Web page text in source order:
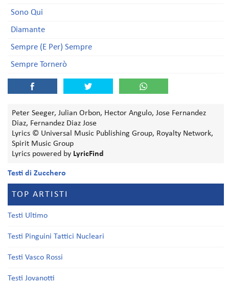
Sono Qui
Diamante
Sempre (E Per) Sempre
Sempre Tornerò
Peter Seeger, Julian Orbon, Hector Angulo, Jose Fernandez
Diaz, Fernandez Diaz Jose
Lyrics © Universal Music Publishing Group, Royalty Network,
Spirit Music Group
Lyrics powered by LyricFind
Testi di Zucchero
TOP ARTISTI
Testi Ultimo
Testi Pinguini Tattici Nucleari
Testi Vasco Rossi
Testi Jovanotti